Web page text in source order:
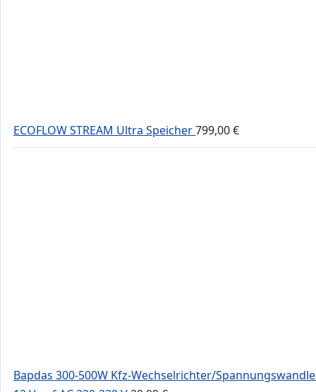
ECOFLOW STREAM Ultra Speicher799,00€
Bapdas 300-500W Kfz-Wechselrichter/